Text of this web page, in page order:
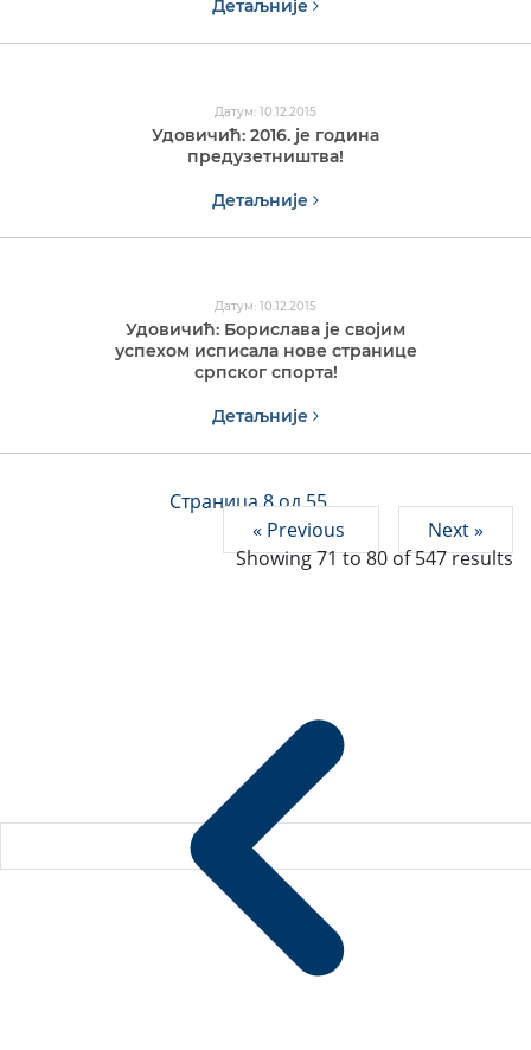
Детаљније
Датум: 10.12.2015
Удовичић: 2016. је година
предузетништва!
Детаљније
Датум: 10.12.2015
Удовичић: Борислава је својим
успехом исписала нове странице
српског спорта!
Детаљније
Страница 8 од 55
« Previous
Next »
Showing71to80 of547results